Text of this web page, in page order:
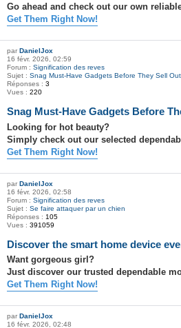
Go ahead and check out our own
Get Them Right Now!
par DanielJox
16 févr. 2026, 02:59
Forum : Signification des reves
Sujet : Snag Must-Have Gadgets Before They Sell
Réponses : 3
Vues : 220
Snag Must-Have Gadgets Before
Looking for hot beauty?
Simply check out our selected
Get Them Right Now!
par DanielJox
16 févr. 2026, 02:58
Forum : Signification des reves
Sujet : Se faire attaquer par un chien
Réponses : 105
Vues : 391059
Discover the smart home device
Want gorgeous girl?
Just discover our trusted dependable
Get Them Right Now!
par DanielJox
16 févr. 2026, 02:48